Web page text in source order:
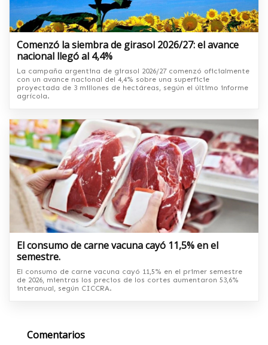
Comenzó la siembra de girasol 2026/27: el avance
nacional llegó al 4,4%
La campaña argentina de girasol 2026/27 comenzó oficialmente
con un avance nacional del 4,4% sobre una superficie
proyectada de 3 millones de hectáreas, según el último informe
agrícola.
El consumo de carne vacuna cayó 11,5% en el
semestre.
El consumo de carne vacuna cayó 11,5% en el primer semestre
de 2026, mientras los precios de los cortes aumentaron 53,6%
interanual, según CICCRA.
Comentarios